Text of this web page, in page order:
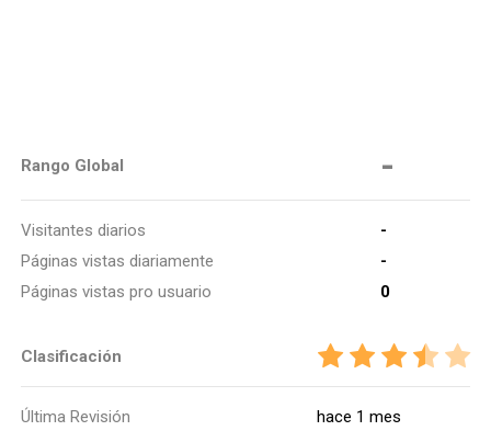
Rango Global -
Visitantes diarios
-
Páginas vistas diariamente
-
Páginas vistas pro usuario
0
Clasificación
Última Revisión hace 1 mes